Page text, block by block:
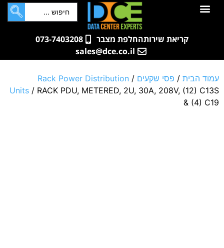
לתוכן
קריאת שירותהחלפת מצבר
073-7403208
sales@dce.co.il
עמוד הבית / פסי שקעים /
Rack Power Distribution
Units / RACK PDU, METERED, 2U, 30A, 208V, (12) C13S
& (4) C19